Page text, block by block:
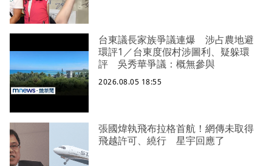
台東議長家族爭議連爆 涉占農地避
環評1／台東度假村涉圖利、疑躲環
評 吳秀華爭議：概無參與
2026.08.05 18:55
張國煒執飛布拉格首航！網傳未取得
飛越許可、繞行 星宇回應了